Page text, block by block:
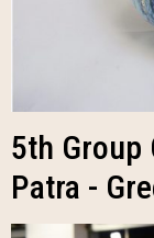
5th Group
Patra -